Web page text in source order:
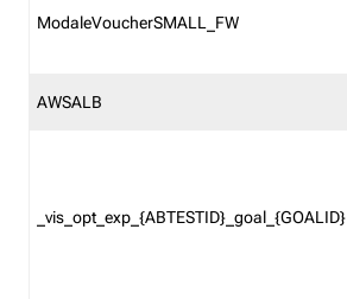
ModaleVoucherSMALL_FW
AWSALB
_vis_opt_exp_{ABTESTID}_goal_{GOALID}